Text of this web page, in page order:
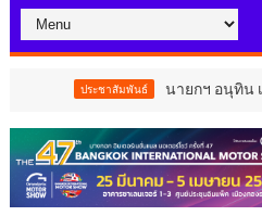
นายกฯ อนุทิน เชิดชู 264